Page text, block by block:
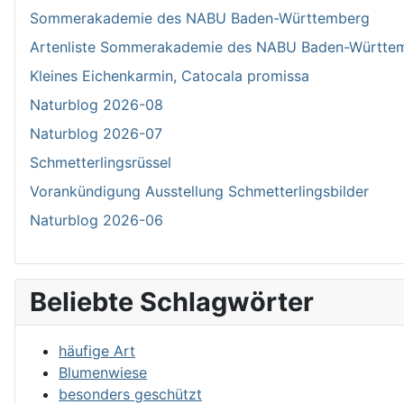
Sommerakademie des NABU Baden-Württemberg
Artenliste Sommerakademie des NABU Baden-
Kleines Eichenkarmin, Catocala promissa
Naturblog 2026-08
Naturblog 2026-07
Schmetterlingsrüssel
Vorankündigung Ausstellung Schmetterlingsbilder
Naturblog 2026-06
Beliebte Schlagwörter
häufige Art
Blumenwiese
besonders geschützt